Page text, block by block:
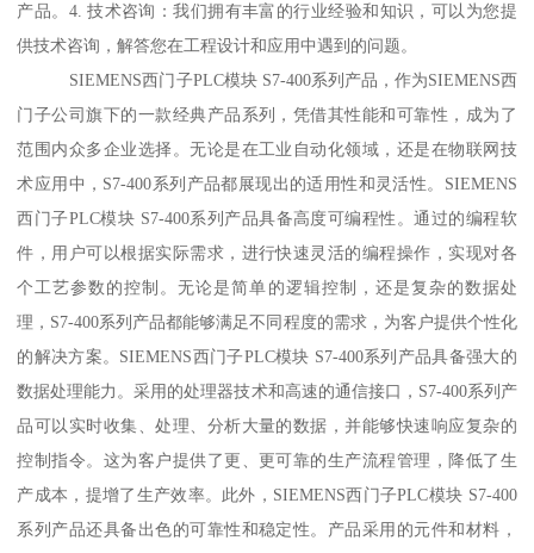
产品。4. 技术咨询：我们拥有丰富的行业经验和知识，可以为您提
供技术咨询，解答您在工程设计和应用中遇到的问题。
SIEMENS西门子PLC模块 S7-400系列产品，作为SIEMENS西
门子公司旗下的一款经典产品系列，凭借其性能和可靠性，成为了
范围内众多企业选择。无论是在工业自动化领域，还是在物联网技
术应用中，S7-400系列产品都展现出的适用性和灵活性。SIEMENS
西门子PLC模块 S7-400系列产品具备高度可编程性。通过的编程软
件，用户可以根据实际需求，进行快速灵活的编程操作，实现对各
个工艺参数的控制。无论是简单的逻辑控制，还是复杂的数据处
理，S7-400系列产品都能够满足不同程度的需求，为客户提供个性化
的解决方案。SIEMENS西门子PLC模块 S7-400系列产品具备强大的
数据处理能力。采用的处理器技术和高速的通信接口，S7-400系列产
品可以实时收集、处理、分析大量的数据，并能够快速响应复杂的
控制指令。这为客户提供了更、更可靠的生产流程管理，降低了生
产成本，提增了生产效率。此外，SIEMENS西门子PLC模块 S7-400
系列产品还具备出色的可靠性和稳定性。产品采用的元件和材料，